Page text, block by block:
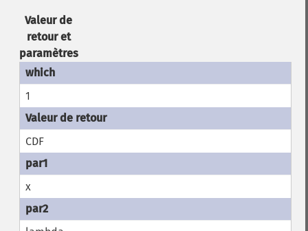
Valeur de
retour et
paramètres
1
CDF
x